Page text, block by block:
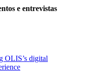
e entrevistas
OLIS’s digital